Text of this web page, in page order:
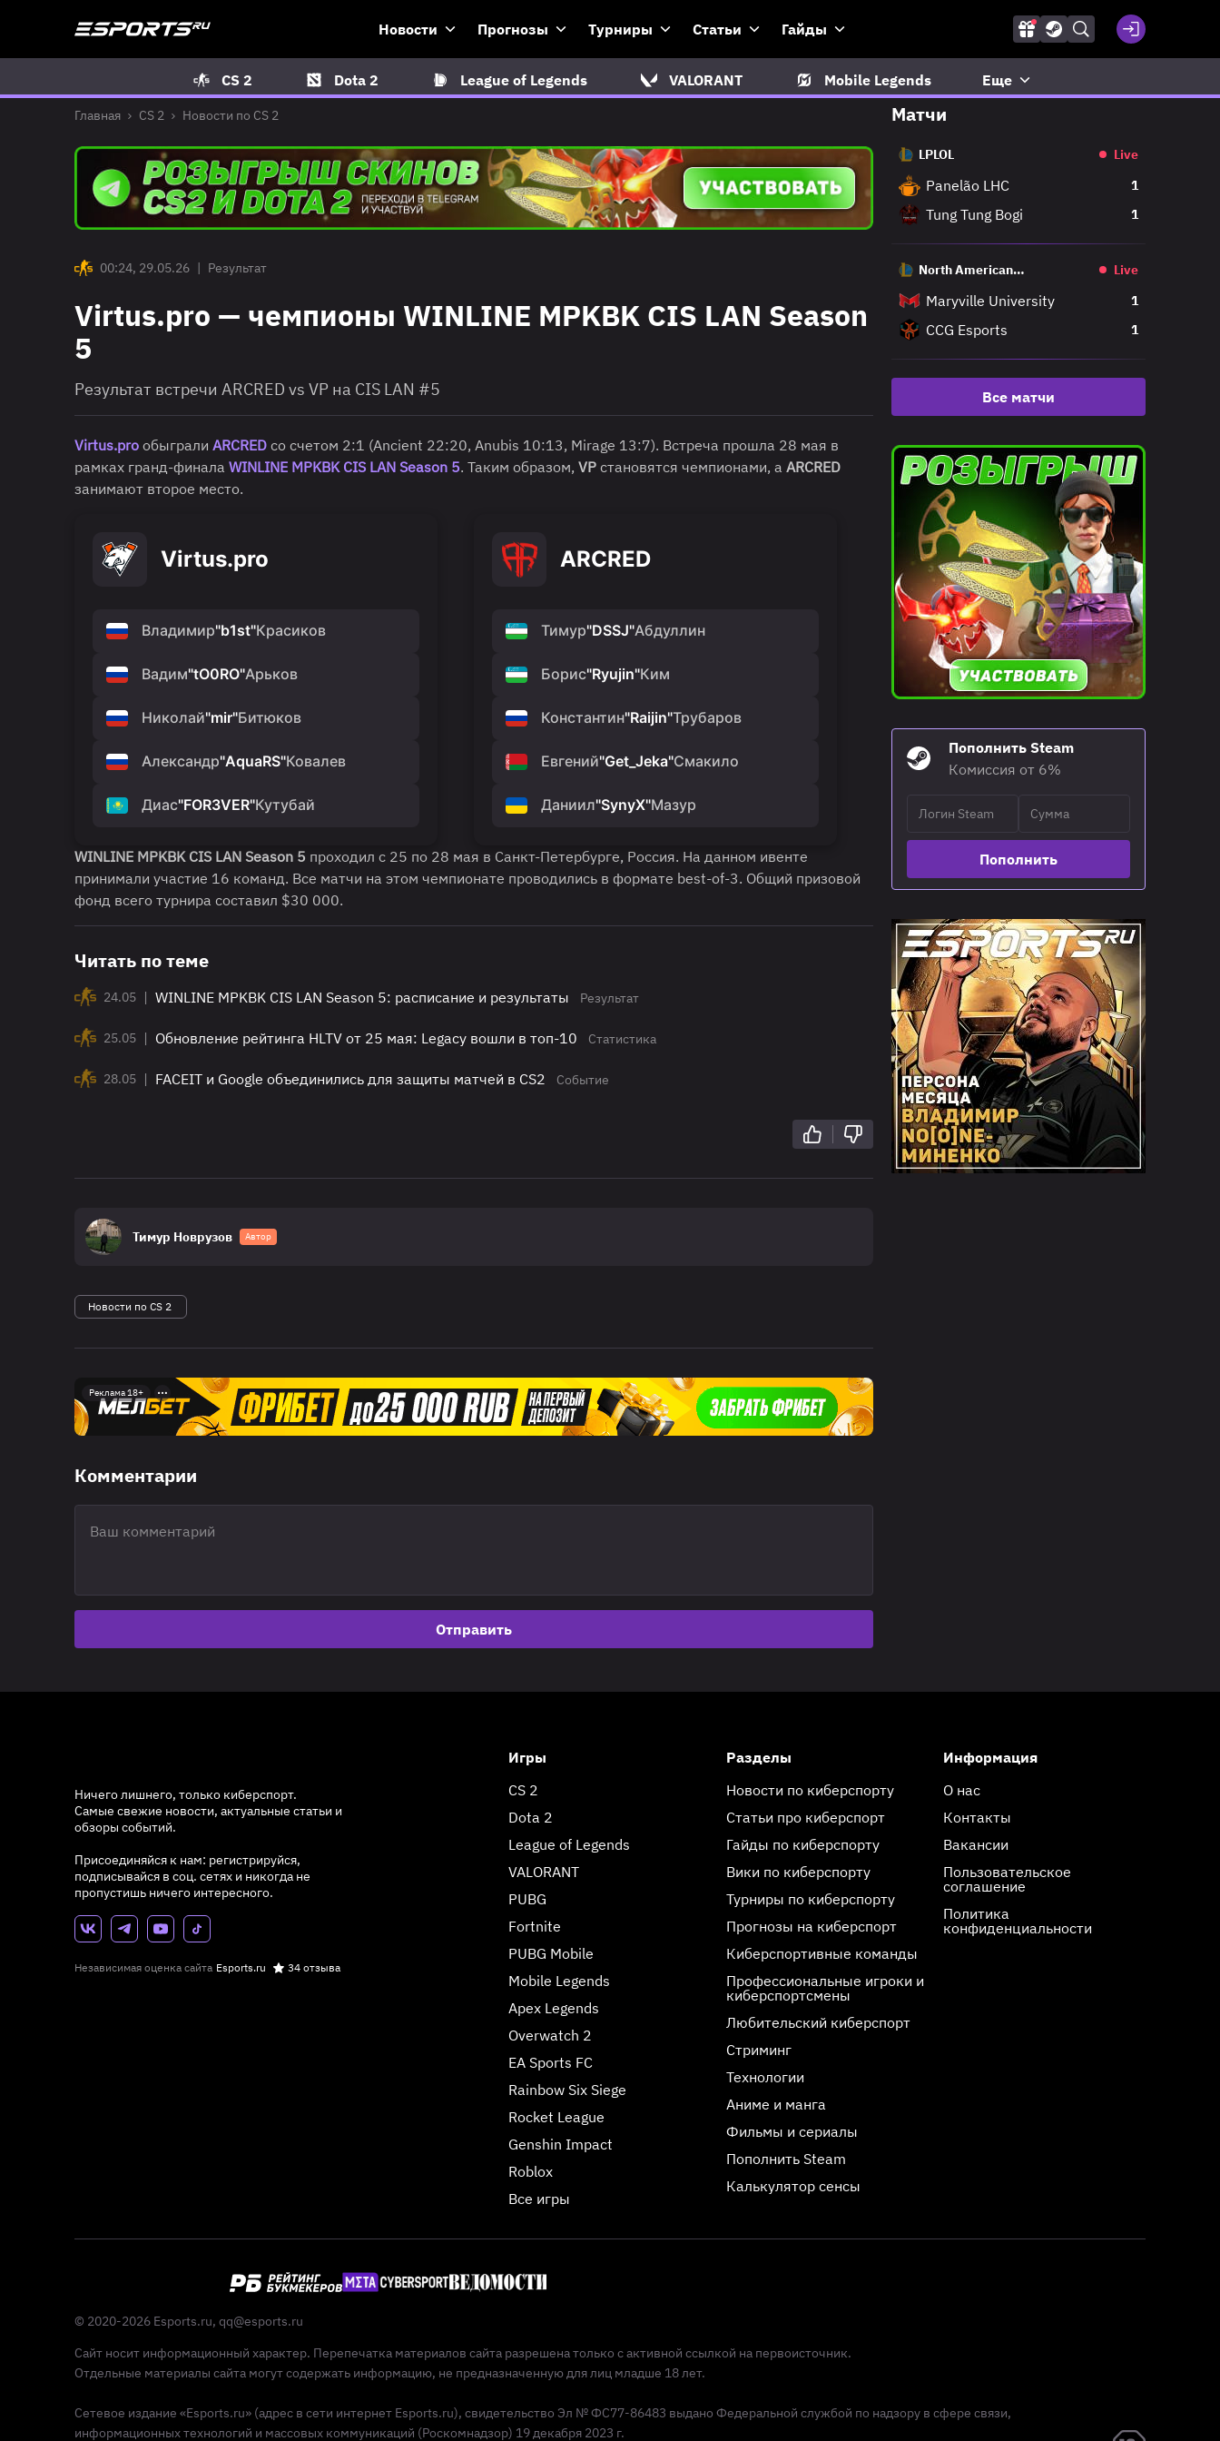
Новости Прогнозы Турниры Статьи Гайды
CS 2 Dota 2 League of Legends VALORANT Mobile Legends Еще
Главная CS 2 Новости по CS 2
00:24, 29.05.26 | Результат
Virtus.pro — чемпионы WINLINE MPKBK CIS LAN Season
5
Результат встречи ARCRED vs VP на CIS LAN #5
Virtus.pro обыграли ARCRED со счетом 2:1 (Ancient 22:20, Anubis 10:13, Mirage 13:7). Встреча прошла 28 мая в
рамках гранд-финала WINLINE MPKBK CIS LAN Season 5. Таким образом, VP становятся чемпионами, а ARCRED
занимают второе место.
Virtus.pro
Владимир"b1st"Красиков
Вадим"tO0RO"Арьков
Николай"mir"Битюков
Александр"AquaRS"Ковалев
Диас"FOR3VER"Кутубай
ARCRED
Тимур"DSSJ"Абдуллин
Борис"Ryujin"Ким
Константин"Raijin"Трубаров
Евгений"Get_Jeka"Смакило
Даниил"SynyX"Мазур
WINLINE MPKBK CIS LAN Season 5 проходил с 25 по 28 мая в Санкт-Петербурге, Россия. На данном ивенте
принимали участие 16 команд. Все матчи на этом чемпионате проводились в формате best-of-3. Общий призовой
фонд всего турнира составил $30 000.
Читать по теме
24.05 | WINLINE MPKBK CIS LAN Season 5: расписание и результаты Результат
25.05 | Обновление рейтинга HLTV от 25 мая: Legacy вошли в топ-10 Статистика
28.05 | FACEIT и Google объединились для защиты матчей в CS2 Событие
Тимур Новрузов Автор
Новости по CS 2
Реклама 18+
Комментарии
Отправить
Матчи
LPLOL Live
Panelão LHC 1
Tung Tung Bogi 1
North American
Live
Maryville University 1
CCG Esports 1
Все матчи
Пополнить Steam
Комиссия от 6%
Пополнить
Ничего лишнего, только киберспорт.
Самые свежие новости, актуальные статьи и
обзоры событий.
Присоединяйся к нам: регистрируйся,
подписывайся в соц. сетях и никогда не
пропустишь ничего интересного.
Независимая оценка сайта Esports.ru 34 отзыва
Игры
CS 2
Dota 2
League of Legends
VALORANT
PUBG
Fortnite
PUBG Mobile
Mobile Legends
Apex Legends
Overwatch 2
EA Sports FC
Rainbow Six Siege
Rocket League
Genshin Impact
Roblox
Все игры
Разделы
Новости по киберспорту
Статьи про киберспорт
Гайды по киберспорту
Вики по киберспорту
Турниры по киберспорту
Прогнозы на киберспорт
Киберспортивные команды
Профессиональные игроки и
киберспортсмены
Любительский киберспорт
Стриминг
Технологии
Аниме и манга
Фильмы и сериалы
Пополнить Steam
Калькулятор сенсы
Информация
О нас
Контакты
Вакансии
Пользовательское
соглашение
Политика
конфиденциальности
© 2020-2026 Esports.ru, qq@esports.ru
Сайт носит информационный характер. Перепечатка материалов сайта разрешена только с активной ссылкой на первоисточник.
Отдельные материалы сайта могут содержать информацию, не предназначенную для лиц младше 18 лет.
Сетевое издание «Esports.ru» (адрес в сети интернет Esports.ru), свидетельство Эл № ФС77-86483 выдано Федеральной службой по надзору в сфере связи,
информационных технологий и массовых коммуникаций (Роскомнадзор) 19 декабря 2023 г.